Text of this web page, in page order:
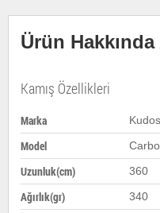
Ürün
Kamış Özellikleri
Marka Kudos
Model
Uzunluk(cm) 360
Ağırlık(gr) 340